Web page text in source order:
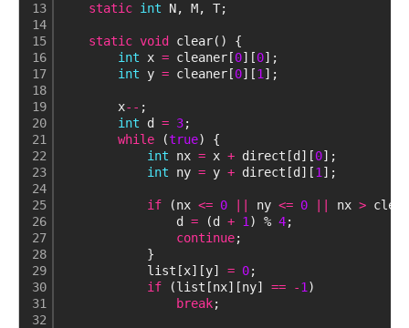
13
14
15
16
17
18
19
20
21
22
23
24
25
26
27
28
29
30
31
32
static int N, M, T;
static void
clear() {
int x = cleaner[0][0];
int y = cleaner[0][1 ];
x- - ;
int d = 3;
while (true) {
int nx = x + direct[d][0];
int ny = y + direct[d][1 ];
if (nx <= 0 ny <= 0 nx >
d = (d + 1 ) % 4;
continue;
}
list[x][y] = 0;
if (list[nx][ny] == -1 )
break;